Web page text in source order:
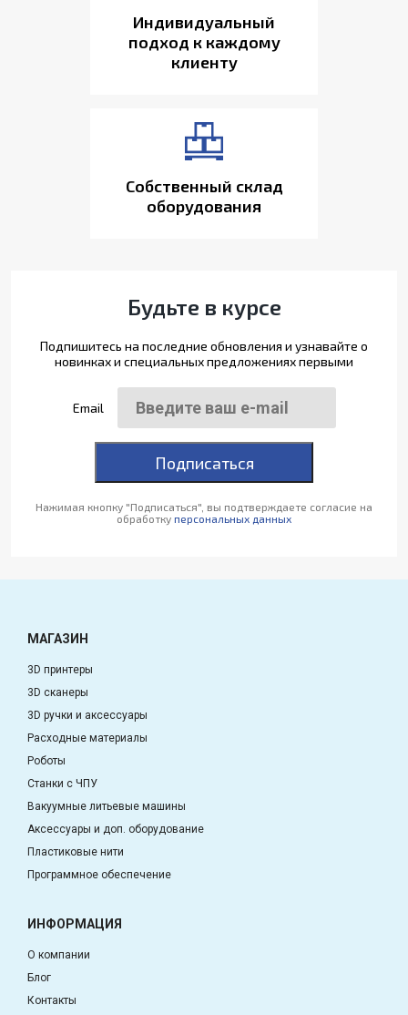
Индивидуальный
подход к каждому
клиенту
Собственный склад
оборудования
Будьте в курсе
Подпишитесь на последние обновления и узнавайте о
новинках и специальных предложениях первыми
Email
Подписаться
Нажимая кнопку "Подписаться", вы подтверждаете согласие на
обработку персональных данных
МАГАЗИН
3D принтеры
3D сканеры
3D ручки и аксессуары
Расходные материалы
Роботы
Станки с ЧПУ
Вакуумные литьевые машины
Аксессуары и доп. оборудование
Пластиковые нити
Программное обеспечение
ИНФОРМАЦИЯ
О компании
Блог
Контакты